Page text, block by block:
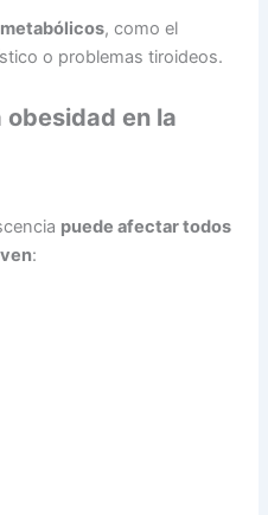
, como el
o problemas tiroideos.
obesidad en la
puede afectar todos
: